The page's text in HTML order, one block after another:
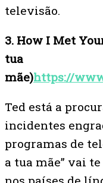
televisão.
3. How I Met
tua
mãe)https://
Ted está a
incidentes
programas de
a tua mãe” vai